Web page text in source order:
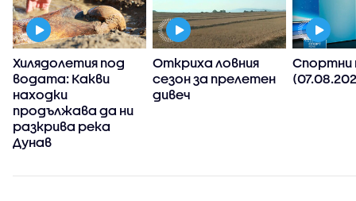
Хилядолетия под
водата: Какви
находки
продължава да ни
разкрива река
Дунав
Откриха ловния
сезон за прелетен
дивеч
Спортни